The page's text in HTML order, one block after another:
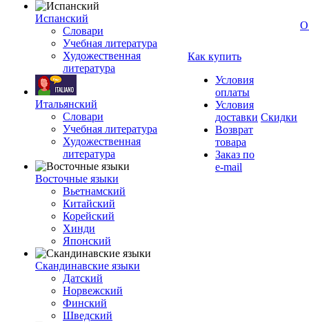
Испанский
Словари
Учебная литература
Художественная
литература
Итальянский
Словари
Учебная литература
Художественная
литература
Восточные языки
Вьетнамский
Китайский
Корейский
Хинди
Японский
Скандинавские языки
Датский
Норвежский
Финский
Шведский
Как купить
Условия
оплаты
Условия
доставки
Возврат
товара
Заказ по
e-mail
Скидки
О